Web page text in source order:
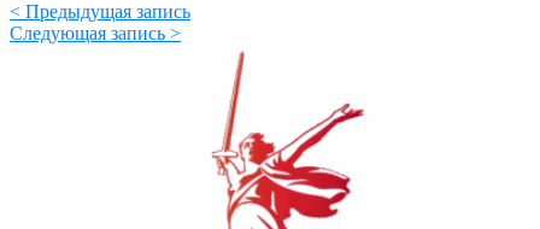
< Предыдущая запись
Следующая запись >